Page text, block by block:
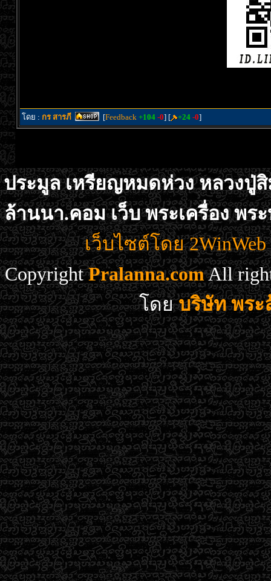
โดย : กร สารภี [Feedback +104 -0] [ +24 -0]
ประมูล เหรียญหมดห่วง หลวงปู่สิ
ล้านนา.คอม เว็บ พระเครื่อง พ
เว็บไซต์โดย
CopyrightPralanna.comAll
โดยบริษัท พร